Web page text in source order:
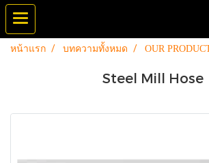
หน้าแรก บทความทั้งหมด OUR
Steel Mill Hose